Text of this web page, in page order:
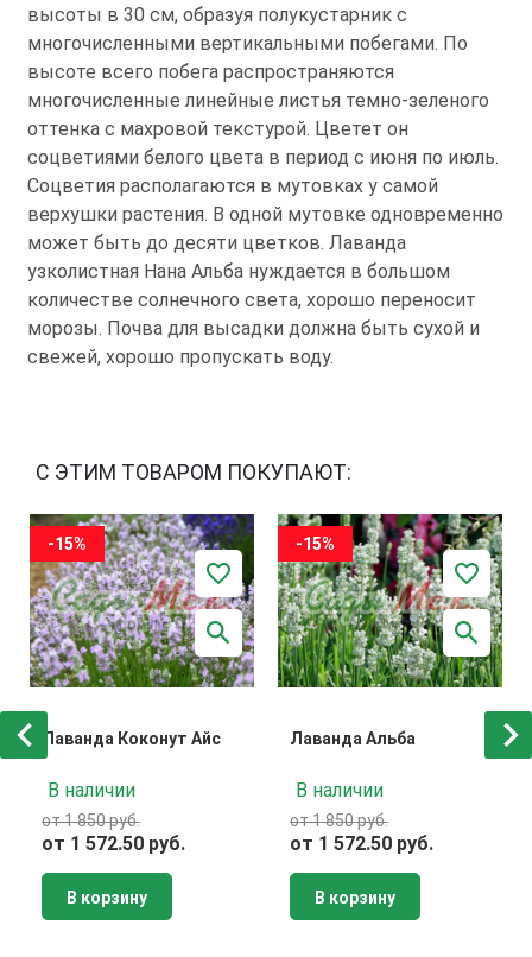
высоты в 30 см, образуя полукустарник с
многочисленными вертикальными побегами. По
высоте всего побега распространяются
многочисленные линейные листья темно-зеленого
оттенка с махровой текстурой. Цветет он
соцветиями белого цвета в период с июня по июль.
Соцветия располагаются в мутовках у самой
верхушки растения. В одной мутовке одновременно
может быть до десяти цветков. Лаванда
узколистная Нана Альба нуждается в большом
количестве солнечного света, хорошо переносит
морозы. Почва для высадки должна быть сухой и
свежей, хорошо пропускать воду.
С ЭТИМ ТОВАРОМ ПОКУПАЮТ:
-15%
Лаванда Коконут Айс
В наличии
от 1 850 руб.
от 1 572.50 руб.
В корзину
-15%
Лаванда Альба
В наличии
от 1 850 руб.
от 1 572.50 руб.
В корзину